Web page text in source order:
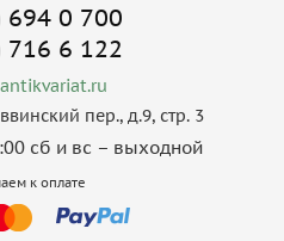
694 0 700
716 6 122
пер., д.9, стр. 3
сб и вс – выходной
к оплате